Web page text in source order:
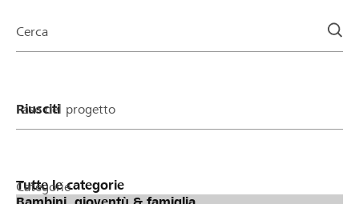
della
Cerca
Fase del progetto
Categorie